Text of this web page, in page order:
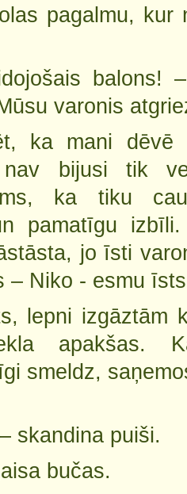
pagalmu, kur
balons!
varonis
ka mani
nav bijusi tik
ka tiku
pamatīgu
jo īsti
– Niko - esmu
lepni izgāztām
apakšas.
smeldz,
skandina puiši.
bučas.